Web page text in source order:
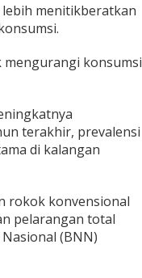
menitikberatkan
mengurangi konsumsi
terakhir, prevalensi
di kalangan
rokok konvensional
pelarangan total
(BNN)